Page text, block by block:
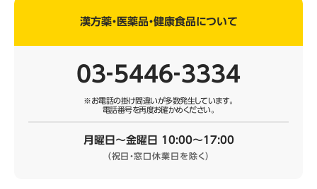
漢方薬・医薬品・健康食品について
03‐5446‐3334
※お電話の掛け間違いが多数発生しています。
電話番号を再度お確かめください。
月曜日～金曜日 10:00～17:00
（祝日・窓口休業日を除く）